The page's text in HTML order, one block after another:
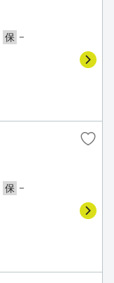
保 －
保 －